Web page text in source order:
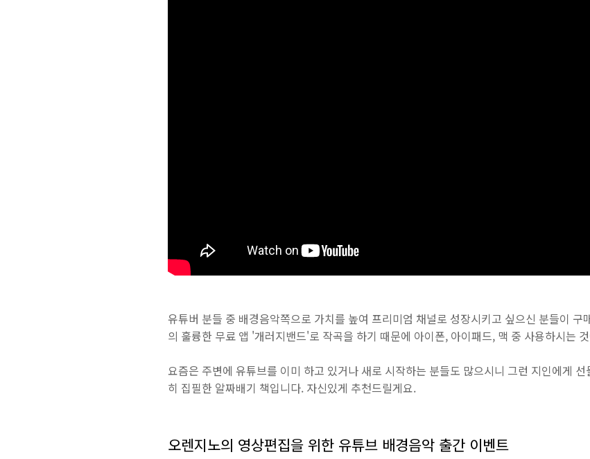
유튜버 분들 중 배경음악쪽으로 가치를 높여 프리미엄 채널로 성장시키고 싶으신 분들이 구
의 훌륭한 무료 앱 '개러지밴드'로 작곡을 하기 때문에 아이폰, 아이패드, 맥 중 사용하시는
요즘은 주변에 유튜브를 이미 하고 있거나 새로 시작하는 분들도 많으시니 그런 지인에게
히 집필한 알짜배기 책입니다. 자신있게 추천드릴게요.
오렌지노의 영상편집을 위한 유튜브 배경음악 출간 이벤트